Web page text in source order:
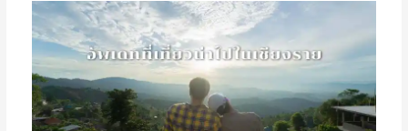
อัพเดท
ที่
เที่ยว
เชียงราย